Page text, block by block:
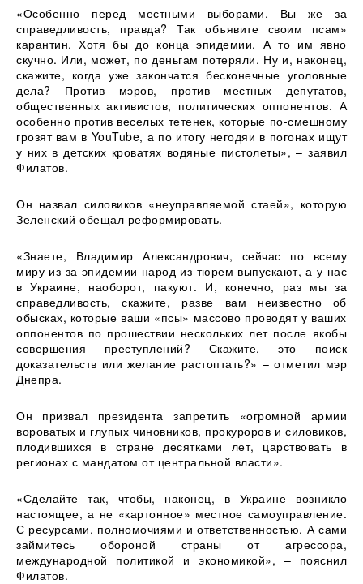
«Особенно перед местными выборами. Вы же за
справедливость, правда? Так объявите своим псам»
карантин. Хотя бы до конца эпидемии. А то им явно
скучно. Или, может, по деньгам потеряли. Ну и, наконец,
скажите, когда уже закончатся бесконечные уголовные
дела? Против мэров, против местных депутатов,
общественных активистов, политических оппонентов. А
особенно против веселых тетенек, которые по-смешному
грозят вам в YouTube, а по итогу негодяи в погонах ищут
у них в детских кроватях водяные пистолеты», – заявил
Филатов.
Он назвал силовиков «неуправляемой стаей», которую
Зеленский обещал реформировать.
«Знаете, Владимир Александрович, сейчас по всему
миру из-за эпидемии народ из тюрем выпускают, а у нас
в Украине, наоборот, пакуют. И, конечно, раз мы за
справедливость, скажите, разве вам неизвестно об
обысках, которые ваши «псы» массово проводят у ваших
оппонентов по прошествии нескольких лет после якобы
совершения преступлений? Скажите, это поиск
доказательств или желание растоптать?» – отметил мэр
Днепра.
Он призвал президента запретить «огромной армии
вороватых и глупых чиновников, прокуроров и силовиков,
плодившихся в стране десятками лет, царствовать в
регионах с мандатом от центральной власти».
«Сделайте так, чтобы, наконец, в Украине возникло
настоящее, а не «картонное» местное самоуправление.
С ресурсами, полномочиями и ответственностью. А сами
займитесь обороной страны от агрессора,
международной политикой и экономикой», – пояснил
Филатов.